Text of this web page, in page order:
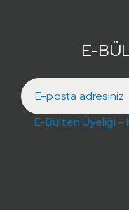
E-
E-Bülten Üyeliği –